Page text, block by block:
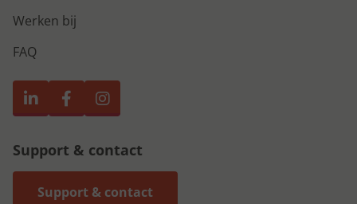
Werken bij
FAQ
Support & contact
Support & contact